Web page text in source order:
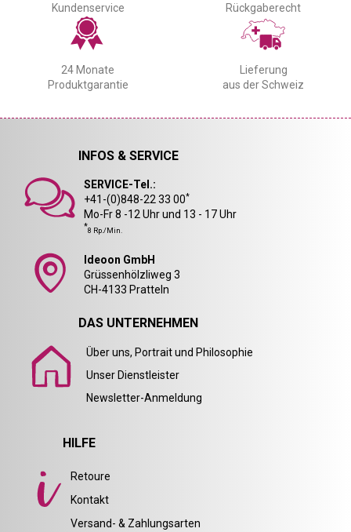
Kundenservice
Rückgaberecht
24 Monate
Produktgarantie
Lieferung
aus der Schweiz
INFOS & SERVICE
SERVICE-Tel.:
+41-(0)848-22 33 00*
Mo-Fr 8 -12 Uhr und 13 - 17 Uhr
*8 Rp./Min.
Ideoon GmbH
Grüssenhölzliweg 3
CH-4133 Pratteln
DAS UNTERNEHMEN
Über uns, Portrait und Philosophie
Unser Dienstleister
Newsletter-Anmeldung
HILFE
Retoure
Kontakt
Versand- & Zahlungsarten